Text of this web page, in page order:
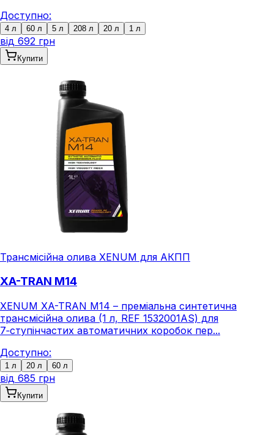
Доступно:
4 л 60 л 5 л 208 л 20 л 1 л
від 692 грн
Купити
Трансмісійна олива XENUM для АКПП
XA-TRAN M14
XENUM XA-TRAN M14 – преміальна синтетична
трансмісійна олива (1 л, REF 1532001AS) для
7‑ступінчастих автоматичних коробок пер...
Доступно:
1 л 20 л 60 л
від 685 грн
Купити